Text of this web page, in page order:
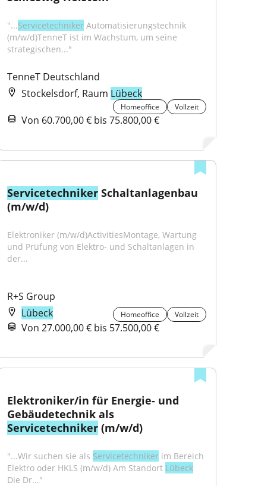
"...Servicetechniker Automatisierungstechnik
(m/w/d)TenneT ist im Wachstum, um seine
strategischen..."
TenneT Deutschland
Stockelsdorf, Raum Lübeck
Homeoffice Vollzeit
Von 60.700,00 € bis 75.800,00 €
Servicetechniker Schaltanlagenbau
(m/w/d)
Elektroniker (m/w/d)ActivitiesMontage, Wartung
und Prüfung von Elektro- und Schaltanlagen in
der...
R+S Group
Lübeck
Homeoffice Vollzeit
Von 27.000,00 € bis 57.500,00 €
Elektroniker/in für Energie- und
Gebäudetechnik als
Servicetechniker (m/w/d)
"...Wir suchen sie als Servicetechniker im Bereich
Elektro oder HKLS (m/w/d) Am Standort Lübeck
Die Dr..."